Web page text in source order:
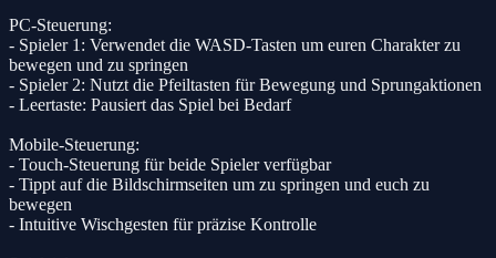
PC-Steuerung:
- Spieler 1: Verwendet die WASD-Tasten um euren Charakter zu
bewegen und zu springen
- Spieler 2: Nutzt die Pfeiltasten für Bewegung und Sprungaktionen
- Leertaste: Pausiert das Spiel bei Bedarf
Mobile-Steuerung:
- Touch-Steuerung für beide Spieler verfügbar
- Tippt auf die Bildschirmseiten um zu springen und euch zu
bewegen
- Intuitive Wischgesten für präzise Kontrolle